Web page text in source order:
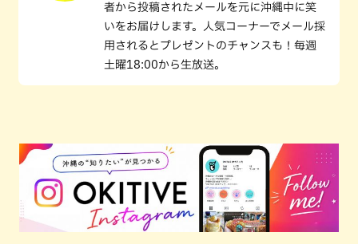
者から投稿されたメールを元に沖縄中に笑
いをお届けします。人気コーナーでメール採
用されるとプレゼントのチャンスも！毎週
土曜18:00から生放送。